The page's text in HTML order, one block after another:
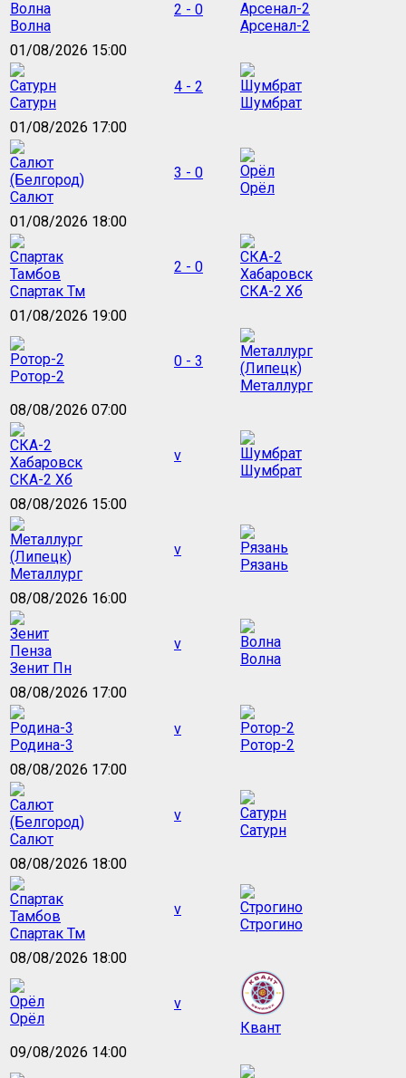
Волна
2 - 0
Арсенал-2
01/08/2026 15:00
Сатурн
4 - 2
Шумбрат
01/08/2026 17:00
Салют
3 - 0
Орёл
01/08/2026 18:00
Спартак Тм
2 - 0
СКА-2 Хб
01/08/2026 19:00
Ротор-2
0 - 3
Металлург
08/08/2026 07:00
СКА-2 Хб
v
Шумбрат
08/08/2026 15:00
Металлург
v
Рязань
08/08/2026 16:00
Зенит Пн
v
Волна
08/08/2026 17:00
Родина-3
v
Ротор-2
08/08/2026 17:00
Салют
v
Сатурн
08/08/2026 18:00
Спартак Тм
v
Строгино
08/08/2026 18:00
Орёл
v
Квант
09/08/2026 14:00